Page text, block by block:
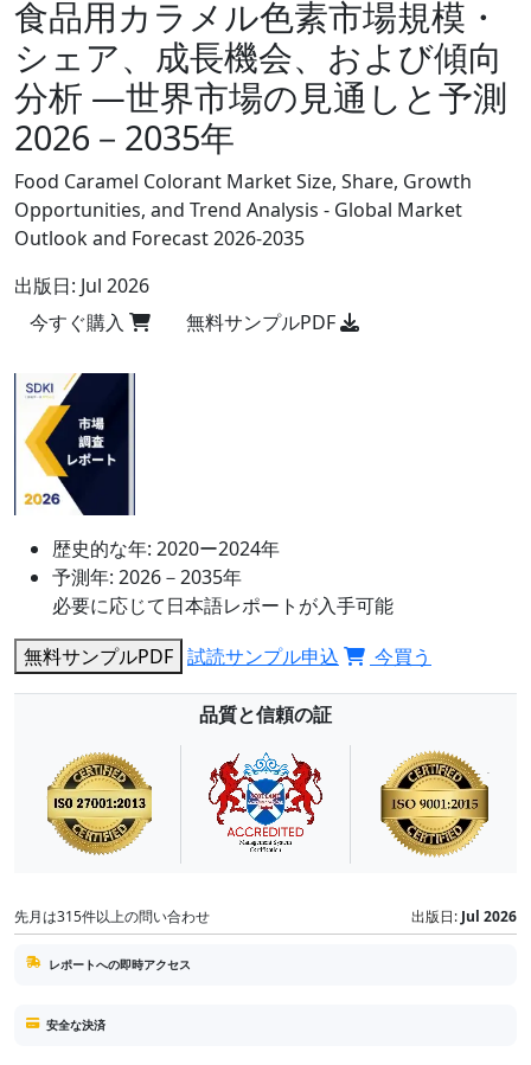
食品用カラメル色素市場規模・
シェア、成長機会、および傾向
分析 ―世界市場の見通しと予測
2026－2035年
Food Caramel Colorant Market Size, Share, Growth
Opportunities, and Trend Analysis - Global Market
Outlook and Forecast 2026-2035
出版日: Jul 2026
今すぐ購入
無料サンプルPDF
歴史的な年: 2020ー2024年
予測年: 2026－2035年
必要に応じて日本語レポートが入手可能
無料サンプルPDF 試読サンプル申込 今買う
品質と信頼の証
先月は315件以上の問い合わせ 出版日: Jul 2026
レポートへの即時アクセス
安全な決済